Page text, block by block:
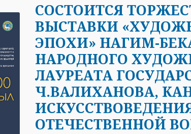
CОСТОИТСЯ
ВЫСТАВКИ
ЭПОХИ» НАГИМ-
НАРОДНОГО
ЛАУРЕАТА
Ч.ВАЛИХАНОВА,
ОТЕЧЕСТВЕННОЙ